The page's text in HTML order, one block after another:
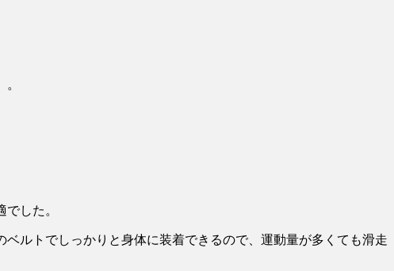
した。
ルトでしっかりと身体に装着できるので、運動量が多くても滑走